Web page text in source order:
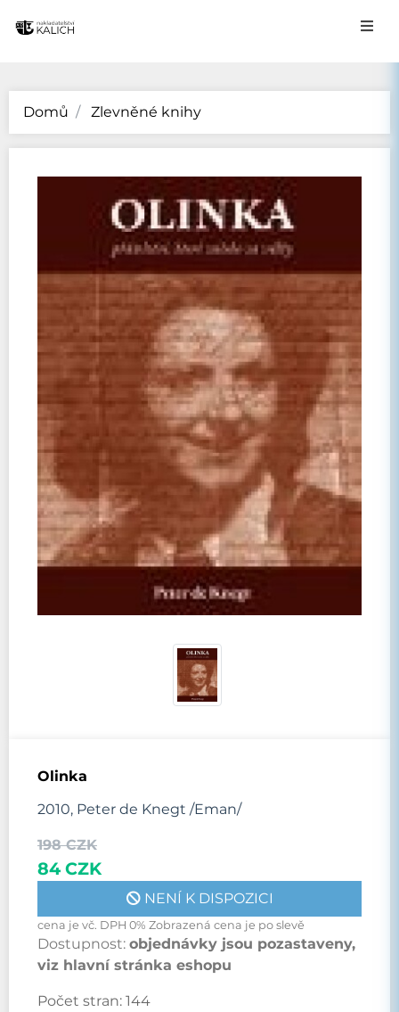
Domů Zlevněné knihy
Olinka
2010, Peter de Knegt /Eman/
198 CZK
84 CZK
NENÍ K DISPOZICI
cena je vč. DPH 0% Zobrazená cena je po slevě
Dostupnost: objednávky jsou pozastaveny,
viz hlavní stránka eshopu
Počet stran: 144